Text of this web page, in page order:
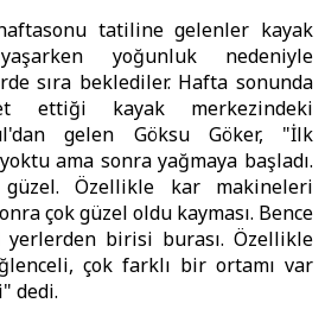
tatiline gelenler kayak
yoğunluk nedeniyle
sıra beklediler. Hafta sonunda
ettiği kayak merkezindeki
gelen Göksu Göker, "İlk
ama sonra yağmaya başladı.
Özellikle kar makineleri
çok güzel oldu kayması. Bence
birisi burası. Özellikle
çok farklı bir ortamı var
dedi.